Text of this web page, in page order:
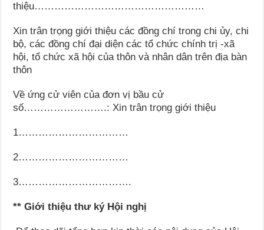
thiệu……………………………………………
Xin trân trọng giới thiệu các đồng chí trong chi ủy, chi
bộ, các đồng chí đại diện các tổ chức chính trị -xã
hội, tổ chức xã hội của thôn và nhân dân trên địa bàn
thôn
Về ứng cử viên của đơn vị bầu cử
số…………………….: Xin trân trọng giới thiệu
1……………………………
2……………………………
3…………………………….
** Giới thiệu thư ký Hội nghị